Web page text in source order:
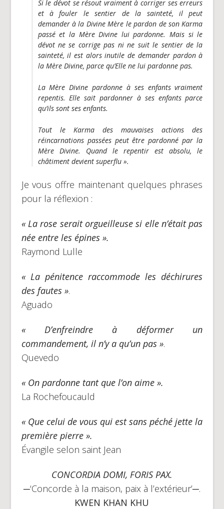
Si le dévot se résout vraiment à corriger ses erreurs
et à fouler le sentier de la sainteté, il peut
demander à la Divine Mère le pardon de son Karma
passé et la Mère Divine lui pardonne. Mais si le
dévot ne se corrige pas ni ne suit le sentier de la
sainteté, il est alors inutile de demander pardon à
la Mère Divine, parce qu’Elle ne lui pardonne pas.
La Mère Divine pardonne à ses enfants vraiment
repentis. Elle sait pardonner à ses enfants parce
qu’ils sont ses enfants.
Tout le Karma des mauvaises actions des
réincarnations passées peut être pardonné par la
Mère Divine. Quand le repentir est absolu, le
châtiment devient superflu ».
Je vous offre maintenant quelques phrases
pour la réflexion :
« La rose serait orgueilleuse si elle n’était pas
née entre les épines ».
Raymond Lulle
« La pénitence raccommode les déchirures
des fautes ».
Aguado
«
D’enfreindre à déformer un
commandement, il n’y a qu’un pas ».
Quevedo
« On pardonne tant que l’on aime ».
La Rochefoucauld
« Que celui de vous qui est sans péché jette la
première pierre ».
Évangile selon saint Jean
CONCORDIA DOMI, FORIS PAX.
─‘Concorde à la maison, paix à l’extérieur’─.
KWEN KHAN KHU